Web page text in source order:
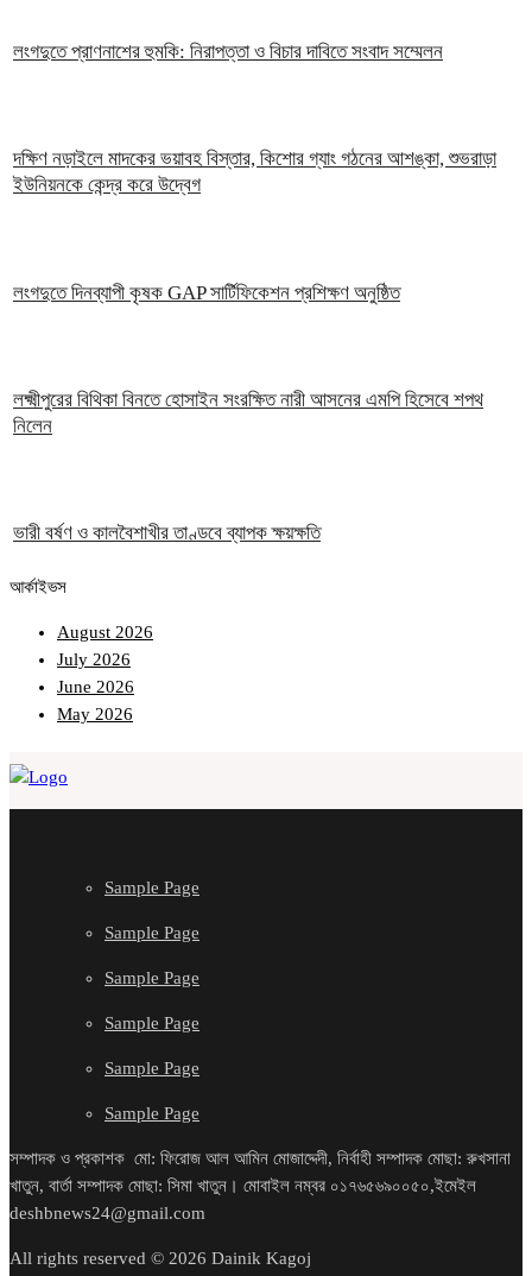
লংগদুতে প্রাণনাশের হুমকি: নিরাপত্তা ও বিচার দাবিতে সংবাদ সম্মেলন
দক্ষিণ নড়াইলে মাদকের ভয়াবহ বিস্তার, কিশোর গ্যাং গঠনের আশঙ্কা, শুভরাড়া
ইউনিয়নকে কেন্দ্র করে উদ্বেগ
লংগদুতে দিনব্যাপী কৃষক GAP সার্টিফিকেশন প্রশিক্ষণ অনুষ্ঠিত
লক্ষ্মীপুরের বিথিকা বিনতে হোসাইন সংরক্ষিত নারী আসনের এমপি হিসেবে শপথ
নিলেন
ভারী বর্ষণ ও কালবৈশাখীর তাণ্ডবে ব্যাপক ক্ষয়ক্ষতি
আর্কাইভস
August 2026
July 2026
June 2026
May 2026
Sample Page
Sample Page
Sample Page
Sample Page
Sample Page
Sample Page
সম্পাদক ও প্রকাশক মো: ফিরোজ আল আমিন মোজাদ্দেদী, নির্বাহী সম্পাদক মোছা: রুখসানা
খাতুন, বার্তা সম্পাদক মোছা: সিমা খাতুন। মোবাইল নম্বর ০১৭৬৫৬৯০০৫০,ইমেইল
deshbnews24@gmail.com
All rights reserved © 2026 Dainik Kagoj